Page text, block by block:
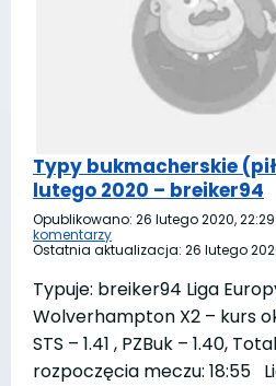
Typy bukmacherskie
lutego 2020 – breiker94
Opublikowano: 26 lutego 2020, 22:29
komentarzy
Ostatnia aktualizacja: 26 lutego
Typuje: breiker94 Liga
Wolverhampton X2 – kurs
STS – 1.41 , PZBuk – 1.40,
rozpoczęcia meczu: 18:55